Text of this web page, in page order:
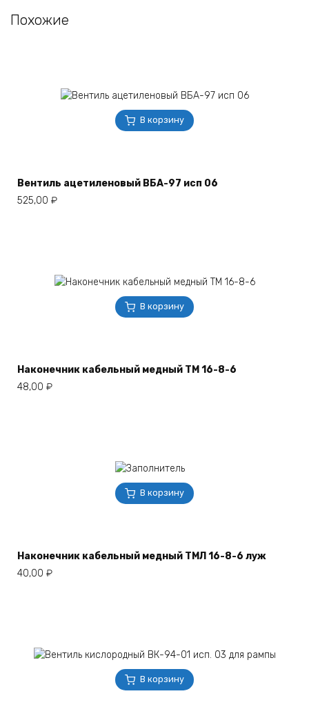
Похожие
В корзину
Вентиль ацетиленовый ВБА-97 исп 06
525,00 ₽
В корзину
Наконечник кабельный медный ТМ 16-8-6
48,00 ₽
В корзину
Наконечник кабельный медный ТМЛ 16-8-6 луж
40,00 ₽
В корзину